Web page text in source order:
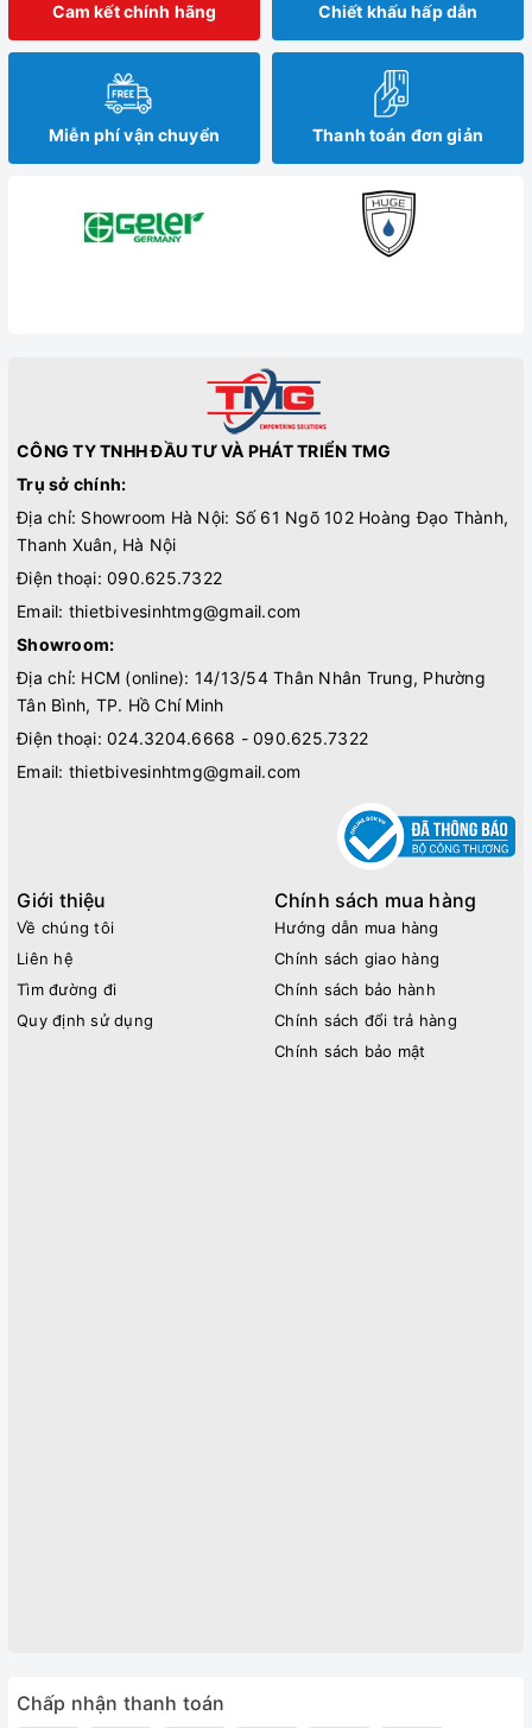
Cam kết chính hãng Chiết khấu hấp dẫn
Miễn phí vận chuyển Thanh toán đơn giản
CÔNG TY TNHH ĐẦU TƯ VÀ PHÁT TRIỂN TMG
Trụ sở chính:
Địa chỉ: Showroom Hà Nội: Số 61 Ngõ 102 Hoàng Đạo Thành,
Thanh Xuân, Hà Nội
Điện thoại: 090.625.7322
Email: thietbivesinhtmg@gmail.com
Showroom:
Địa chỉ: HCM (online): 14/13/54 Thân Nhân Trung, Phường
Tân Bình, TP. Hồ Chí Minh
Điện thoại: 024.3204.6668 - 090.625.7322
Email: thietbivesinhtmg@gmail.com
Giới thiệu
Về chúng tôi
Liên hệ
Tìm đường đi
Quy định sử dụng
Chính sách mua hàng
Hướng dẫn mua hàng
Chính sách giao hàng
Chính sách bảo hành
Chính sách đổi trả hàng
Chính sách bảo mật
Chấp nhận thanh toán